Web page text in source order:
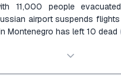
11,000 people
airport suspends flights
Montenegro has left 10 dead